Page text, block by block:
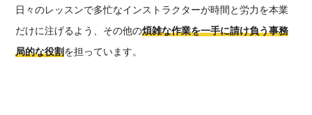
日々のレッスンで多忙なインストラクターが時間と労力を本業
だけに注げるよう、 その他の煩雑な作業を一手に請け負う事務
局的な役割を担っています。